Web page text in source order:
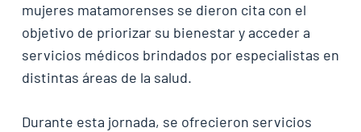
mujeres matamorenses se dieron cita con el
objetivo de priorizar su bienestar y acceder a
servicios médicos brindados por especialistas en
distintas áreas de la salud.
Durante esta jornada, se ofrecieron servicios